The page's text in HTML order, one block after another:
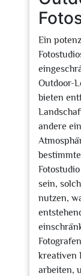
Ein
Outdoor-
bieten
andere
sein,
nutzen,
kreativen
arbeiten,